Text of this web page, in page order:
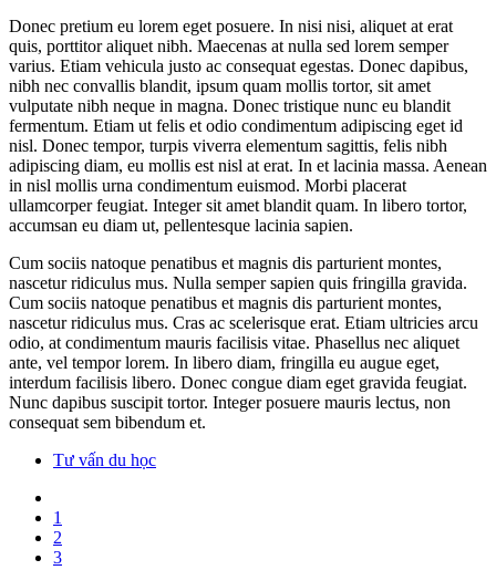
Donec pretium eu lorem eget posuere. In nisi nisi, aliquet at erat
quis, porttitor aliquet nibh. Maecenas at nulla sed lorem semper
varius. Etiam vehicula justo ac consequat egestas. Donec dapibus,
nibh nec convallis blandit, ipsum quam mollis tortor, sit amet
vulputate nibh neque in magna. Donec tristique nunc eu blandit
fermentum. Etiam ut felis et odio condimentum adipiscing eget id
nisl. Donec tempor, turpis viverra elementum sagittis, felis nibh
adipiscing diam, eu mollis est nisl at erat. In et lacinia massa. Aenean
in nisl mollis urna condimentum euismod. Morbi placerat
ullamcorper feugiat. Integer sit amet blandit quam. In libero tortor,
accumsan eu diam ut, pellentesque lacinia sapien.
Cum sociis natoque penatibus et magnis dis parturient montes,
nascetur ridiculus mus. Nulla semper sapien quis fringilla gravida.
Cum sociis natoque penatibus et magnis dis parturient montes,
nascetur ridiculus mus. Cras ac scelerisque erat. Etiam ultricies arcu
odio, at condimentum mauris facilisis vitae. Phasellus nec aliquet
ante, vel tempor lorem. In libero diam, fringilla eu augue eget,
interdum facilisis libero. Donec congue diam eget gravida feugiat.
Nunc dapibus suscipit tortor. Integer posuere mauris lectus, non
consequat sem bibendum et.
Tư vấn du học
1
2
3